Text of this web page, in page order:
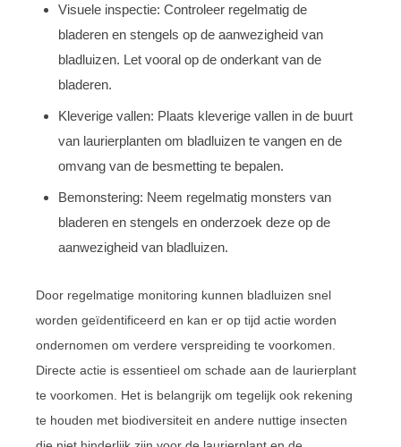
Visuele inspectie: Controleer regelmatig de
bladeren en stengels op de aanwezigheid van
bladluizen. Let vooral op de onderkant van de
bladeren.
Kleverige vallen: Plaats kleverige vallen in de buurt
van laurierplanten om bladluizen te vangen en de
omvang van de besmetting te bepalen.
Bemonstering: Neem regelmatig monsters van
bladeren en stengels en onderzoek deze op de
aanwezigheid van bladluizen.
Door regelmatige monitoring kunnen bladluizen snel
worden geïdentificeerd en kan er op tijd actie worden
ondernomen om verdere verspreiding te voorkomen.
Directe actie is essentieel om schade aan de laurierplant
te voorkomen. Het is belangrijk om tegelijk ook rekening
te houden met biodiversiteit en andere nuttige insecten